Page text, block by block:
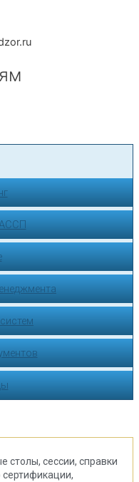
столы, сессии, справки